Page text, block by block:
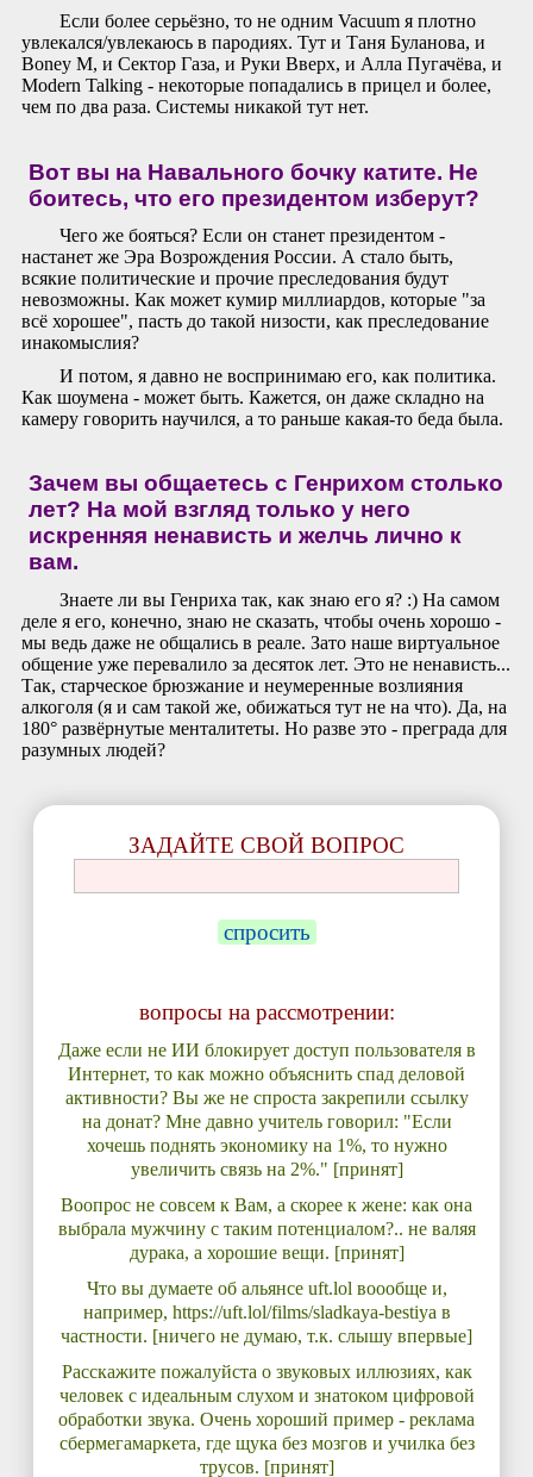
Если более серьёзно, то не одним Vacuum я плотно
увлекался/увлекаюсь в пародиях. Тут и Таня Буланова, и
Boney M, и Сектор Газа, и Руки Вверх, и Алла Пугачёва, и
Modern Talking - некоторые попадались в прицел и более,
чем по два раза. Системы никакой тут нет.
Вот вы на Навального бочку катите. Не
боитесь, что его президентом изберут?
Чего же бояться? Если он станет президентом -
настанет же Эра Возрождения России. А стало быть,
всякие политические и прочие преследования будут
невозможны. Как может кумир миллиардов, которые "за
всё хорошее", пасть до такой низости, как преследование
инакомыслия?
И потом, я давно не воспринимаю его, как политика.
Как шоумена - может быть. Кажется, он даже складно на
камеру говорить научился, а то раньше какая-то беда была.
Зачем вы общаетесь с Генрихом столько
лет? На мой взгляд только у него
искренняя ненависть и желчь лично к
вам.
Знаете ли вы Генриха так, как знаю его я? :) На самом
деле я его, конечно, знаю не сказать, чтобы очень хорошо -
мы ведь даже не общались в реале. Зато наше виртуальное
общение уже перевалило за десяток лет. Это не ненависть...
Так, старческое брюзжание и неумеренные возлияния
алкоголя (я и сам такой же, обижаться тут не на что). Да, на
180° развёрнутые менталитеты. Но разве это - преграда для
разумных людей?
ЗАДАЙТЕ СВОЙ ВОПРОС
спросить
вопросы на рассмотрении:
Даже если не ИИ блокирует доступ пользователя в
Интернет, то как можно объяснить спад деловой
активности? Вы же не спроста закрепили ссылку
на донат? Мне давно учитель говорил: "Если
хочешь поднять экономику на 1%, то нужно
увеличить связь на 2%." [принят]
Воопрос не совсем к Вам, а скорее к жене: как она
выбрала мужчину с таким потенциалом?.. не валяя
дурака, а хорошие вещи. [принят]
Что вы думаете об альянсе uft.lol воообще и,
например, https://uft.lol/films/sladkaya-bestiya в
частности. [ничего не думаю, т.к. слышу впервые]
Расскажите пожалуйста о звуковых иллюзиях, как
человек с идеальным слухом и знатоком цифровой
обработки звука. Очень хороший пример - реклама
сбермегамаркета, где щука без мозгов и училка без
трусов. [принят]